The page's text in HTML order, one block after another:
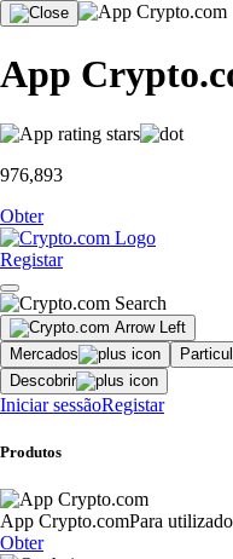
App
976,893
Obter
Registar
Mercados
Descobrir
Iniciar sessãoRegistar
Produtos
App Crypto.comPara
Obter